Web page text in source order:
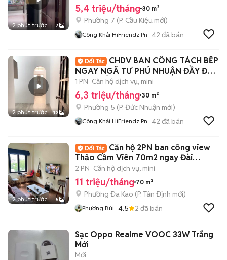
2 phút trước 7
5,4 triệu/tháng 30 m²
Phường 7 (P. Cầu Kiệu mới)
Công Khải HiFriendz Pn 42 đã bán
2 phút trước 12
CHDV BAN CÔNG TÁCH BẾP
NGAY NGÃ TƯ PHÚ NHUẬN ĐẦY ĐỦ
NỘI THẤT
1 PN Căn hộ dịch vụ, mini
6,3 triệu/tháng 30 m²
Phường 5 (P. Đức Nhuận mới)
Công Khải HiFriendz Pn 42 đã bán
2 phút trước 5
Căn hộ 2PN ban công view
Thảo Cầm Viên 70m2 ngay Đài
Truyền hình NTMK
2 PN Căn hộ dịch vụ, mini
11 triệu/tháng 70 m²
Phường Đa Kao (P. Tân Định mới)
Phương Bùi 4.5 2 đã bán
Sạc Oppo Realme VOOC 33W Trắng
Mới
Mới